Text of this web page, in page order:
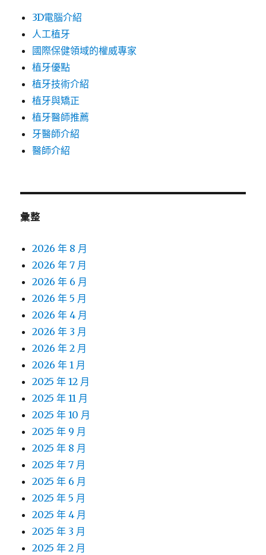
3D電腦介紹
人工植牙
國際保健領域的權威專家
植牙優點
植牙技術介紹
植牙與矯正
植牙醫師推薦
牙醫師介紹
醫師介紹
彙整
2026 年 8 月
2026 年 7 月
2026 年 6 月
2026 年 5 月
2026 年 4 月
2026 年 3 月
2026 年 2 月
2026 年 1 月
2025 年 12 月
2025 年 11 月
2025 年 10 月
2025 年 9 月
2025 年 8 月
2025 年 7 月
2025 年 6 月
2025 年 5 月
2025 年 4 月
2025 年 3 月
2025 年 2 月